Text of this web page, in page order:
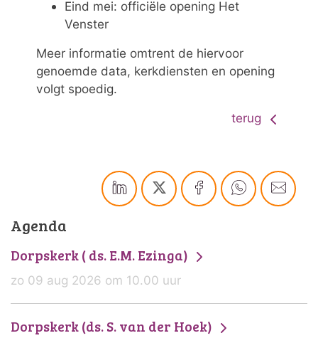
Eind mei: officiële opening Het
Venster
Meer informatie omtrent de hiervoor
genoemde data, kerkdiensten en opening
volgt spoedig.
terug
Agenda
Dorpskerk ( ds. E.M. Ezinga)
zo 09 aug 2026 om 10.00 uur
Dorpskerk (ds. S. van der Hoek)